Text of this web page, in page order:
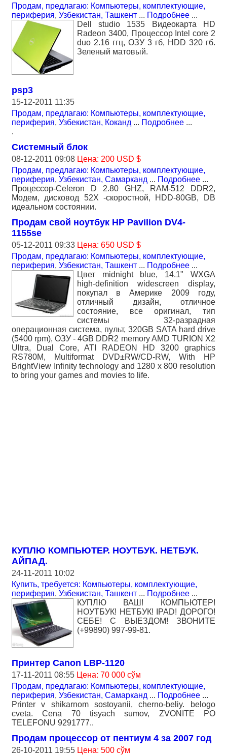
Продам, предлагаю: Компьютеры, комплектующие,
периферия, Узбекистан, Ташкент ... Подробнее ...
Dell studio 1535 Видеокарта HD
Radeon 3400, Процессор Intel core 2
duo 2.16 ггц, ОЗУ 3 гб, HDD 320 гб.
Зеленый матовый.
psp3
15-12-2011 11:35
Продам, предлагаю: Компьютеры, комплектующие,
периферия, Узбекистан, Коканд ... Подробнее ...
.
Системный блок
08-12-2011 09:08 Цена: 200 USD $
Продам, предлагаю: Компьютеры, комплектующие,
периферия, Узбекистан, Самарканд ... Подробнее ...
Процессор-Celeron D 2.80 GHZ, RAM-512 DDR2,
Модем, дисковод 52X -скоростной, HDD-80GB, DВ
идеальном состоянии.
Продам свой ноутбук HP Pavilion DV4-
1155se
05-12-2011 09:33 Цена: 650 USD $
Продам, предлагаю: Компьютеры, комплектующие,
периферия, Узбекистан, Ташкент ... Подробнее ...
Цвет midnight blue, 14.1" WXGA
high-definition widescreen display,
покупал в Америке 2009 году,
отличный дизайн, отличное
состояние, все оригинал, тип
системы 32-разрадная
операционная система, пульт, 320GB SATA hard drive
(5400 rpm), OЗУ - 4GB DDR2 memory AMD TURION X2
Ultra, Dual Core, ATI RADEON HD 3200 graphics
RS780M, Multiformat DVD±RW/CD-RW, With HP
BrightView Infinity technology and 1280 x 800 resolution
to bring your games and movies to life.
КУПЛЮ КОМПЬЮТЕР. НОУТБУК. НЕТБУК.
АЙПАД.
24-11-2011 10:02
Купить, требуется: Компьютеры, комплектующие,
периферия, Узбекистан, Ташкент ... Подробнее ...
КУПЛЮ ВАШ! КОМПЬЮТЕР!
НОУТБУК! НЕТБУК! IPAD! ДОРОГО!
СЕБЕ! С ВЫЕЗДОМ! ЗВОНИТЕ
(+99890) 997-99-81.
Принтер Canon LBP-1120
17-11-2011 08:55 Цена: 70 000 сўм
Продам, предлагаю: Компьютеры, комплектующие,
периферия, Узбекистан, Самарканд ... Подробнее ...
Printer v shikarnom sostoyanii, cherno-beliy. belogo
cveta. Cena 70 tisyach sumov, ZVONITE PO
TELEFONU 9291777..
Продам процессор от пентиум 4 за 2007 год
26-10-2011 19:55 Цена: 500 сўм